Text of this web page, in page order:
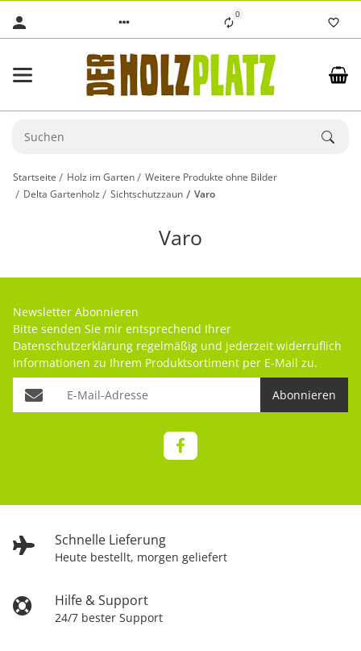
0
Startseite Holz im Garten
Weitere Produkte ohne Bilder
Delta Gartenholz
Sichtschutzzaun Varo
Varo
Schnelle Lieferung
Heute bestellt, morgen geliefert
Hilfe & Support
24/7 bester Support
Newsletter Abonnieren
Bitte senden Sie mir entsprechend Ihrer
Datenschutzerklärung regelmäßig und jederzeit widerruflich
Informationen zu Ihrem Produktsortiment per E-Mail zu.
Abonnieren